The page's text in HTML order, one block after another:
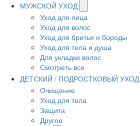
МУЖСКОЙ УХОД
Уход для лица
Уход для волос
Уход для бритья и бороды
Уход для тела и душа
Для укладки волос
Смотреть все
ДЕТСКИЙ / ПОДРОСТКОВЫЙ УХОД
Очищение
Уход для тела
Защита
Другое